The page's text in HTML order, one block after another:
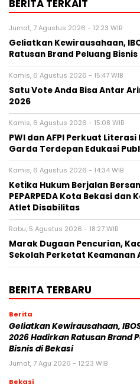
BERITA TERKAIT
Jumat, 7 Agustus 2026 - 12:23 WIB
‎Geliatkan Kewirausahaan,
Ratusan Brand Peluang
Kamis, 6 Agustus 2026 - 15:47 WIB
Satu Vote Anda Bisa Antar
2026
Kamis, 6 Agustus 2026 - 15:08 WIB
PWI dan AFPI Perkuat
Garda Terdepan Edukasi
Kamis, 6 Agustus 2026 - 14:34 WIB
Ketika Hukum Berjalan
PEPARPEDA Kota Bekasi
Atlet Disabilitas
Rabu, 5 Agustus 2026 - 18:27 WIB
‎Marak Dugaan Pencurian,
Sekolah Perketat Keamanan
BERITA TERBARU
Berita
‎Geliatkan Kewirausahaan,
2026 Hadirkan Ratusan Brand
Bisnis di Bekasi
Jumat, 7 Agu 2026 - 12:23 WIB
Bekasi